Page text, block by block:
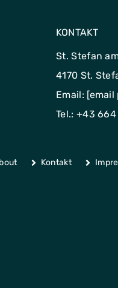
KONTAKT
St. Stefan
4170 St.
Email: [email
Tel.: +43
Kontakt